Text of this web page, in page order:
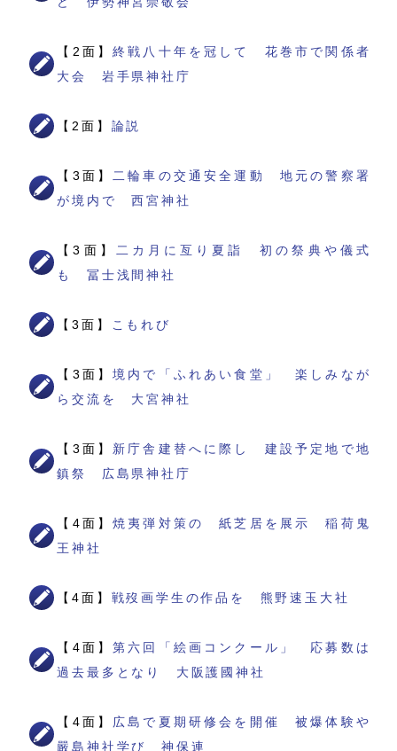
【2面】終戦八十年を冠して 花巻市で関係者
大会 岩手県神社庁
【2面】 論説
【3面】
二輪車の交通安全運動 地元の警察署
が境内で 西宮神社
【3面】
二カ月に亙り夏詣 初の祭典や儀式
も 冨士浅間神社
【3面】 こもれび
【3面】境内で「ふれあい食堂」 楽しみなが
ら交流を 大宮神社
【3面】 新庁舎建替へに際し 建設予定地で地
鎮祭 広島県神社庁
【4面】焼夷弾対策の 紙芝居を展示 稲荷鬼
王神社
【4面】 戦歿画学生の作品を 熊野速玉大社
【4面】第六回「絵画コンクール」 応募数は
過去最多となり 大阪護國神社
【4面】 広島で夏期研修会を開催 被爆体験や
嚴島神社学び 神保連